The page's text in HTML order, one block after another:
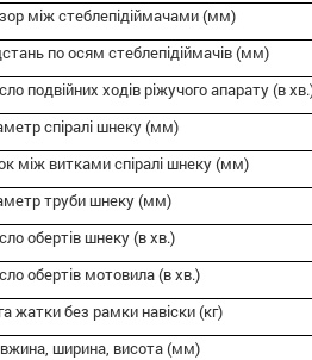
між стеблепідіймачами (мм)
по осям стеблепідіймачів (мм)
подвійних ходів ріжучого апарату (в
спіралі шнеку (мм)
між витками спіралі шнеку (мм)
труби шнеку (мм)
обертів шнеку (в хв.)
обертів мотовила (в хв.)
жатки без рамки навіски (кг)
ширина, висота (мм)